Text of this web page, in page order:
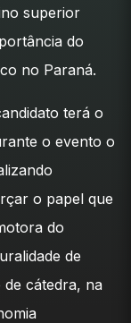
superior
do
no Paraná.
terá o
o evento o
o papel que
do
de
de cátedra, na